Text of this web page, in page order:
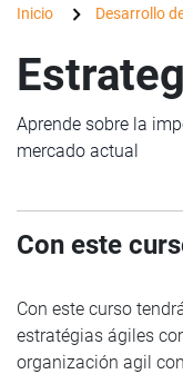
Inicio Desarrollo
Aprende sobre la
mercado actual
Con este
Con este curso
estratégias ágiles
organización agil